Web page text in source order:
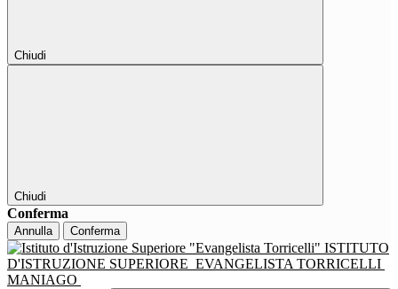
Chiudi
Chiudi
Conferma
Annulla Conferma
ISTITUTO
D'ISTRUZIONE SUPERIORE EVANGELISTA TORRICELLI
MANIAGO